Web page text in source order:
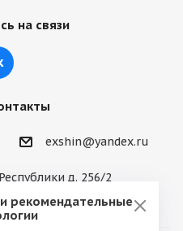
на связи
exshin@yandex.ru
д. 256/2
рекомендательные